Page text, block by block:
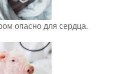
опасно для сердца.